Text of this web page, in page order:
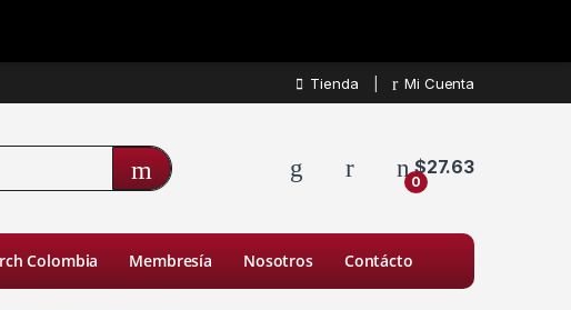
Tienda Mi Cuenta
0
$27.63
Colombia Membresía Nosotros Contácto